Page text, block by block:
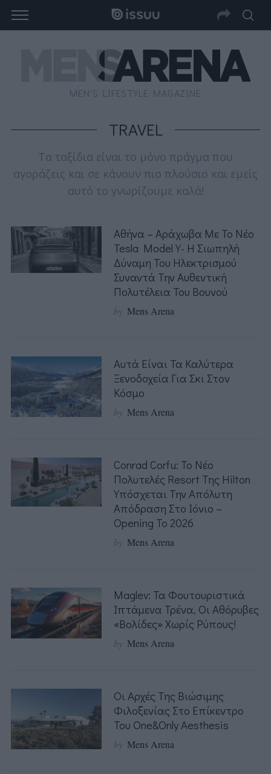
MEN'S LIFESTYLE MAGAZINE
TRAVEL
Τα ταξίδια είναι το μόνο πράγμα που
αγοράζεις και σε κάνουν πιο πλούσιο και εμείς
αυτό το γνωρίζουμε καλά!
Αθήνα – Αράχωβα Με Το Νέο
Tesla Model Y- Η Σιωπηλή
Δύναμη Του Ηλεκτρισμού
Συναντά Την Αυθεντική
Πολυτέλεια Του Βουνού
by Mens Arena
Αυτά Είναι Τα Καλύτερα
Ξενοδοχεία Για Σκι Στον
Κόσμο
by Mens Arena
Conrad Corfu: Το Νέο
Πολυτελές Resort Της Hilton
Υπόσχεται Την Απόλυτη
Απόδραση Στο Ιόνιο –
Opening Το 2026
by Mens Arena
Maglev: Τα Φουτουριστικά
Ιπτάμενα Τρένα, Οι Αθόρυβες
«βολίδες» Χωρίς Ρύπους!
by Mens Arena
Οι Αρχές Της Βιώσιμης
Φιλοξενίας Στο Επίκεντρο
Του One&Only Aesthesis
by Mens Arena